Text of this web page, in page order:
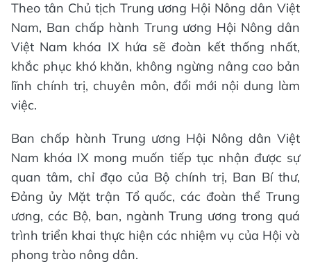
Theo tân Chủ tịch Trung ương Hội Nông dân Việt
Nam, Ban chấp hành Trung ương Hội Nông dân
Việt Nam khóa IX hứa sẽ đoàn kết thống nhất,
khắc phục khó khăn, không ngừng nâng cao bản
lĩnh chính trị, chuyên môn, đổi mới nội dung làm
việc.
Ban chấp hành Trung ương Hội Nông dân Việt
Nam khóa IX mong muốn tiếp tục nhận được sự
quan tâm, chỉ đạo của Bộ chính trị, Ban Bí thư,
Đảng ủy Mặt trận Tổ quốc, các đoàn thể Trung
ương, các Bộ, ban, ngành Trung ương trong quá
trình triển khai thực hiện các nhiệm vụ của Hội và
phong trào nông dân.